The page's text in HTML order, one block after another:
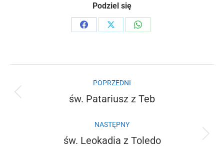
Podziel się
Share
Share
Share
wpisów
POPRZEDNI
Poprzedni
św. Patariusz z Teb
NASTĘPNY
Następny
św. Leokadia z Toledo